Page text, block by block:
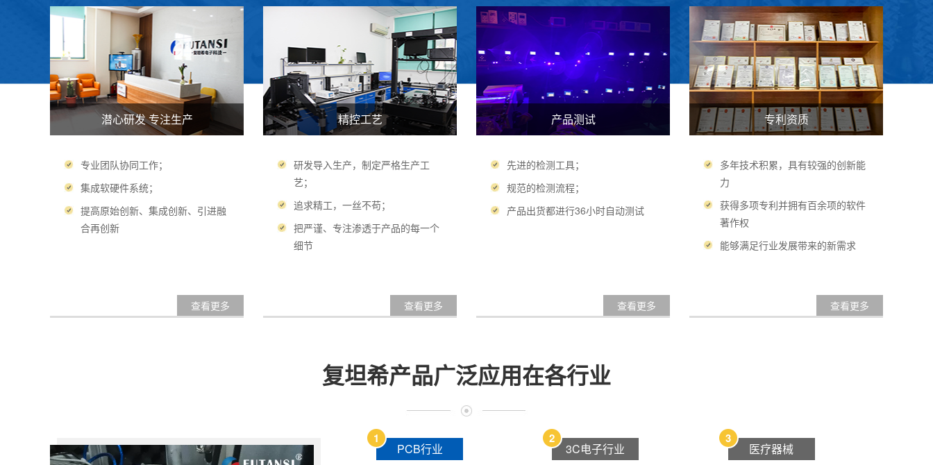
潜心研发 专注生产
专业团队协同工作；
集成软硬件系统；
提高原始创新、集成创新、引进融
合再创新
查看更多
精控工艺
研发导入生产，制定严格生产工
艺；
追求精工，一丝不苟；
把严谨、专注渗透于产品的每一个
细节
查看更多
产品测试
先进的检测工具；
规范的检测流程；
产品出货都进行36小时自动测试
查看更多
专利资质
多年技术积累，具有较强的创新能
力
获得多项专利并拥有百余项的软件
著作权
能够满足行业发展带来的新需求
查看更多
复坦希产品广泛应用在各行业
PCB行业
1
3C电子行业
2
医疗器械
3